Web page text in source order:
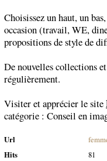
Choisissez un haut, un
occasion (travail, WE,
propositions de style de
De nouvelles collections
régulièrement.
Visiter et apprécier le site
catégorie : Conseil en
Url
Hits
81